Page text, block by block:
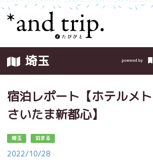
埼玉
宿泊レポート【ホテルメ
さいたま新都心】
埼玉 泊まる
2022/10/28